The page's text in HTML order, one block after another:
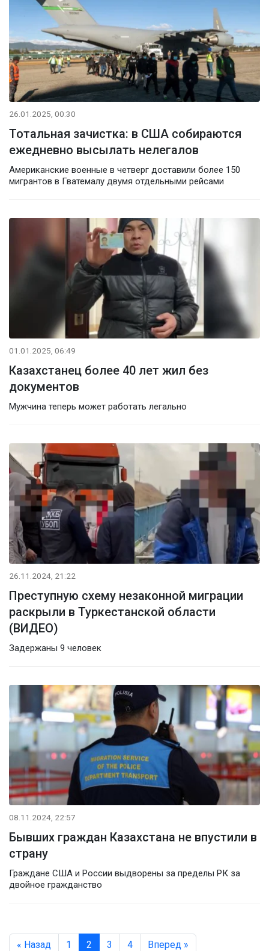
26.01.2025, 00:30
Тотальная зачистка: в США собираются
ежедневно высылать нелегалов
Американские военные в четверг доставили более 150
мигрантов в Гватемалу двумя отдельными рейсами
01.01.2025, 06:49
Казахстанец более 40 лет жил без
документов
Мужчина теперь может работать легально
26.11.2024, 21:22
Преступную схему незаконной миграции
раскрыли в Туркестанской области
(ВИДЕО)
Задержаны 9 человек
08.11.2024, 22:57
Бывших граждан Казахстана не впустили в
страну
Граждане США и России выдворены за пределы РК за
двойное гражданство
« Назад 1 2 3 4 Вперед »